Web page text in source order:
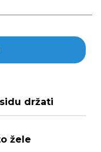
držati
žele